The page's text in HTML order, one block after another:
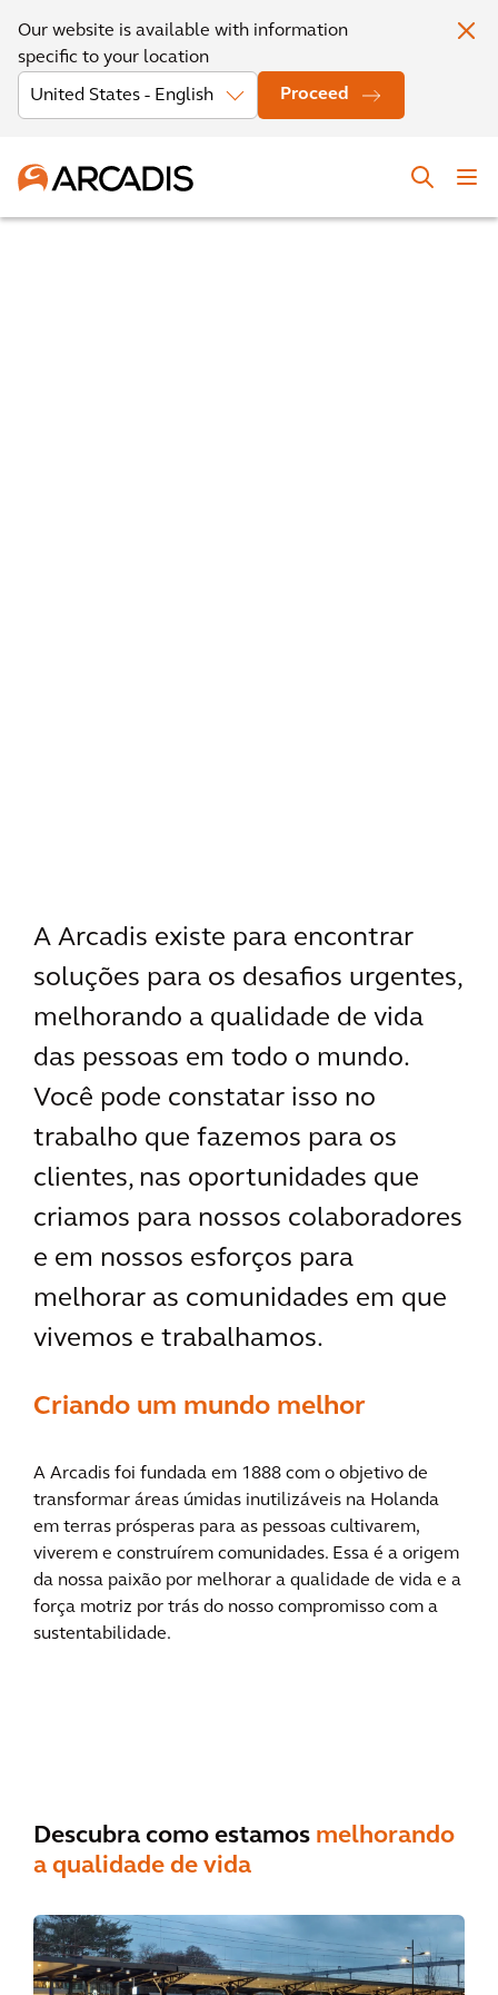
Our website is available with information
specific to your location
Proceed
A Arcadis existe para encontrar
soluções para os desafios urgentes,
melhorando a qualidade de vida
das pessoas em todo o mundo.
Você pode constatar isso no
trabalho que fazemos para os
clientes, nas oportunidades que
criamos para nossos colaboradores
e em nossos esforços para
melhorar as comunidades em que
vivemos e trabalhamos.
Criando um mundo melhor
A Arcadis foi fundada em 1888 com o objetivo de
transformar áreas úmidas inutilizáveis na Holanda
em terras prósperas para as pessoas cultivarem,
viverem e construírem comunidades. Essa é a origem
da nossa paixão por melhorar a qualidade de vida e a
força motriz por trás do nosso compromisso com a
sustentabilidade.
Descubra como estamos melhorando
a qualidade de vida